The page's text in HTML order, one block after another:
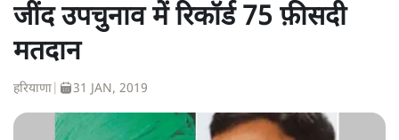
जींद उपचुनाव में रिकॉर्ड 75 फ़ीसदी
मतदान
हरियाणा 31 JAN, 2019